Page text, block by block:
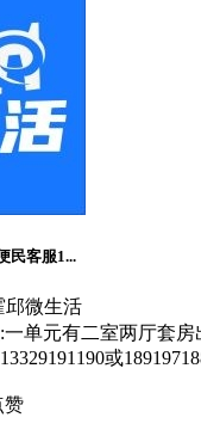
民客服1...
邱微生活
单元有二室两厅套房
或
赞